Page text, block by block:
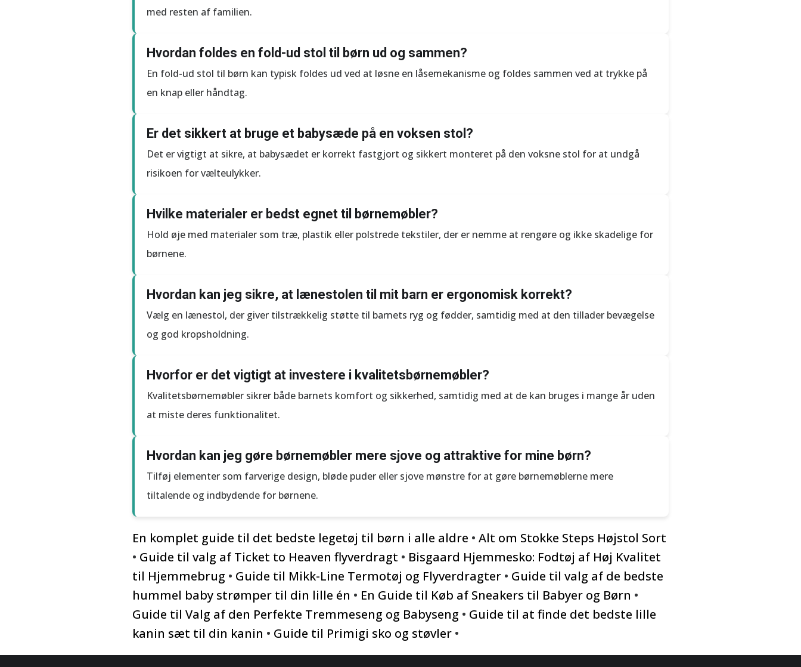
med resten af familien.
Hvordan foldes en fold-ud stol til børn ud og sammen?
En fold-ud stol til børn kan typisk foldes ud ved at løsne en låsemekanisme og foldes sammen ved at trykke på
en knap eller håndtag.
Er det sikkert at bruge et babysæde på en voksen stol?
Det er vigtigt at sikre, at babysædet er korrekt fastgjort og sikkert monteret på den voksne stol for at undgå
risikoen for vælteulykker.
Hvilke materialer er bedst egnet til børnemøbler?
Hold øje med materialer som træ, plastik eller polstrede tekstiler, der er nemme at rengøre og ikke skadelige for
børnene.
Hvordan kan jeg sikre, at lænestolen til mit barn er ergonomisk korrekt?
Vælg en lænestol, der giver tilstrækkelig støtte til barnets ryg og fødder, samtidig med at den tillader bevægelse
og god kropsholdning.
Hvorfor er det vigtigt at investere i kvalitetsbørnemøbler?
Kvalitetsbørnemøbler sikrer både barnets komfort og sikkerhed, samtidig med at de kan bruges i mange år uden
at miste deres funktionalitet.
Hvordan kan jeg gøre børnemøbler mere sjove og attraktive for mine børn?
Tilføj elementer som farverige design, bløde puder eller sjove mønstre for at gøre børnemøblerne mere
tiltalende og indbydende for børnene.
En komplet guide til det bedste legetøj til børn i alle aldre • Alt om Stokke Steps Højstol Sort
• Guide til valg af Ticket to Heaven flyverdragt • Bisgaard Hjemmesko: Fodtøj af Høj Kvalitet
til Hjemmebrug • Guide til Mikk-Line Termotøj og Flyverdragter • Guide til valg af de bedste
hummel baby strømper til din lille én • En Guide til Køb af Sneakers til Babyer og Børn •
Guide til Valg af den Perfekte Tremmeseng og Babyseng • Guide til at finde det bedste lille
kanin sæt til din kanin • Guide til Primigi sko og støvler •